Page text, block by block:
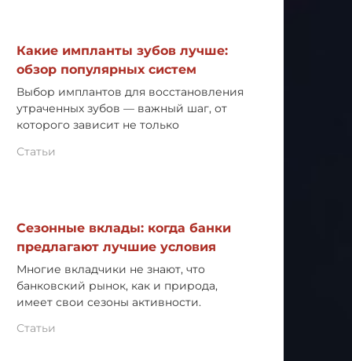
Какие импланты зубов лучше:
обзор популярных систем
Выбор имплантов для восстановления
утраченных зубов — важный шаг, от
которого зависит не только
Статьи
Сезонные вклады: когда банки
предлагают лучшие условия
Многие вкладчики не знают, что
банковский рынок, как и природа,
имеет свои сезоны активности.
Статьи